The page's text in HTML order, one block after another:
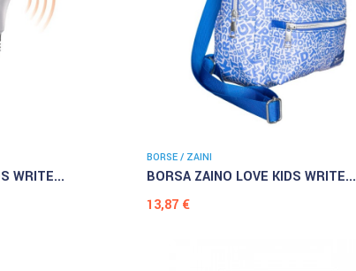
WRITE...
BORSE / ZAINI
BORSA ZAINO LOVE KIDS WRITE...
Prezzo
13,87 €